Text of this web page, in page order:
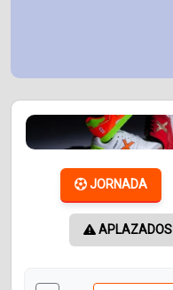
JORNADA
APLAZADOS